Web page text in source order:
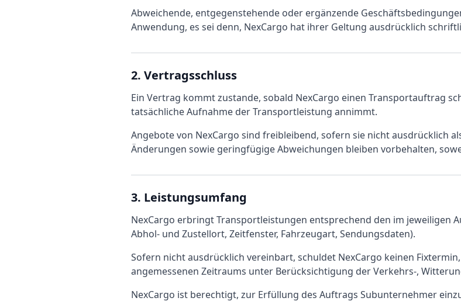
Abweichende, entgegenstehende oder ergänzende
Anwendung, es sei denn, NexCargo hat ihrer Geltung ausdrücklich
2. Vertragsschluss
Ein Vertrag kommt zustande, sobald NexCargo einen Transportauftrag
tatsächliche Aufnahme der Transportleistung annimmt.
Angebote von NexCargo sind freibleibend, sofern sie nicht ausdrücklich
Änderungen sowie geringfügige Abweichungen bleiben vorbehalten,
3. Leistungsumfang
NexCargo erbringt Transportleistungen entsprechend den im jeweiligen
Abhol- und Zustellort, Zeitfenster, Fahrzeugart, Sendungsdaten).
Sofern nicht ausdrücklich vereinbart, schuldet NexCargo keinen
angemessenen Zeitraums unter Berücksichtigung der Verkehrs-,
NexCargo ist berechtigt, zur Erfüllung des Auftrags Subunternehmer